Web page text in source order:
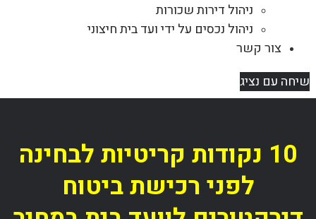
ניהול דירות שכורות
ניהול נכסים על ידי ועד בית חיצוני
צור קשר
שיחה עם נציג
10 נקודות קריטיות לבחינה
לפני רכישת ביטוח